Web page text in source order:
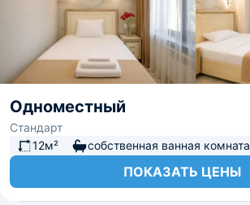
Одноместный
Стандарт
12м²
собственная ванная комната
ПОКАЗАТЬ ЦЕНЫ